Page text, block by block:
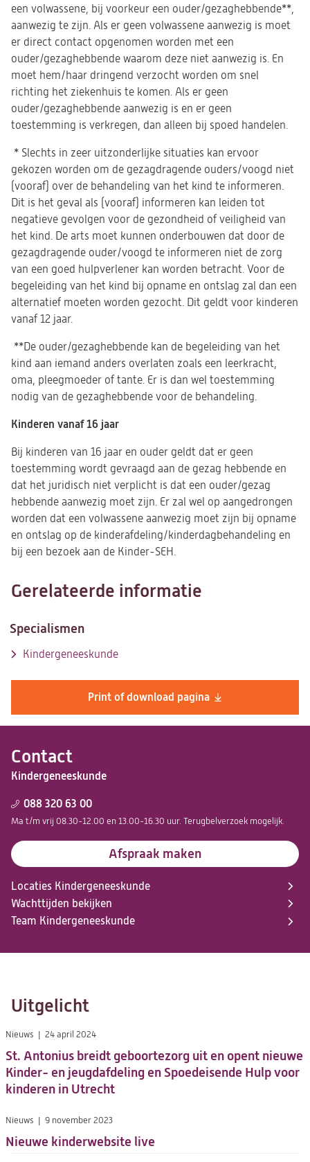
Contact
Kindergeneeskunde
088 320 63 00
Ma t/m vrij 08.30-12.00 en 13.00-16.30 uur. Terugbelverzoek mogelijk.
Afspraak maken
Locaties Kindergeneeskunde
Wachttijden bekijken
Team Kindergeneeskunde
Print of download pagina
een volwassene, bij voorkeur een ouder/gezaghebbende**,
aanwezig te zijn. Als er geen volwassene aanwezig is moet
er direct contact opgenomen worden met een
ouder/gezaghebbende waarom deze niet aanwezig is. En
moet hem/haar dringend verzocht worden om snel
richting het ziekenhuis te komen. Als er geen
ouder/gezaghebbende aanwezig is en er geen
toestemming is verkregen, dan alleen bij spoed handelen.
* Slechts in zeer uitzonderlijke situaties kan ervoor
gekozen worden om de gezagdragende ouders/voogd niet
(vooraf) over de behandeling van het kind te informeren.
Dit is het geval als (vooraf) informeren kan leiden tot
negatieve gevolgen voor de gezondheid of veiligheid van
het kind. De arts moet kunnen onderbouwen dat door de
gezagdragende ouder/voogd te informeren niet de zorg
van een goed hulpverlener kan worden betracht. Voor de
begeleiding van het kind bij opname en ontslag zal dan een
alternatief moeten worden gezocht. Dit geldt voor kinderen
vanaf 12 jaar.
**De ouder/gezaghebbende kan de begeleiding van het
kind aan iemand anders overlaten zoals een leerkracht,
oma, pleegmoeder of tante. Er is dan wel toestemming
nodig van de gezaghebbende voor de behandeling.
Kinderen vanaf 16 jaar
Bij kinderen van 16 jaar en ouder geldt dat er geen
toestemming wordt gevraagd aan de gezag hebbende en
dat het juridisch niet verplicht is dat een ouder/gezag
hebbende aanwezig moet zijn. Er zal wel op aangedrongen
worden dat een volwassene aanwezig moet zijn bij opname
en ontslag op de kinderafdeling/kinderdagbehandeling en
bij een bezoek aan de Kinder-SEH.
Gerelateerde informatie
Specialismen
Kindergeneeskunde
Uitgelicht
St. Antonius breidt geboortezorg uit en opent nieuwe
Kinder- en jeugdafdeling en Spoedeisende Hulp voor
kinderen in Utrecht
Nieuws 24 april 2024
Nieuwe kinderwebsite live
Nieuws 9 november 2023